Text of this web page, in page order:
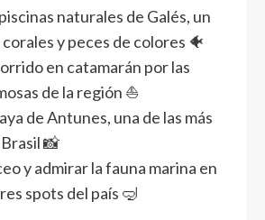
naturales de Galés, un
y peces de colores 🐠
en catamarán por las
de la región ⛵
de Antunes, una de las más
📸
y admirar la fauna marina en
spots del país 🤿